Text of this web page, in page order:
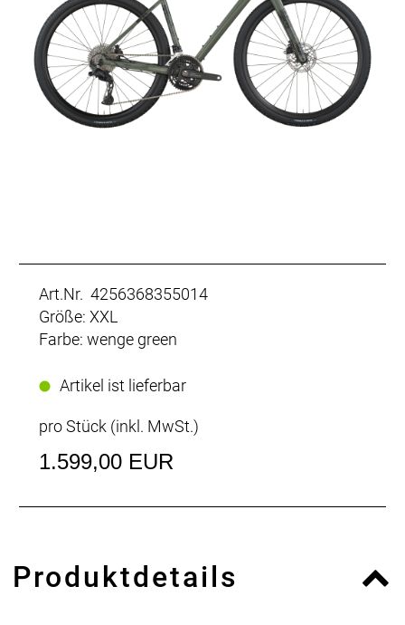
Art.Nr. 4256368355014
Größe: XXL
Farbe: wenge green
Artikel ist lieferbar
pro Stück (inkl. MwSt.)
1.599,00 EUR
Produktdetails